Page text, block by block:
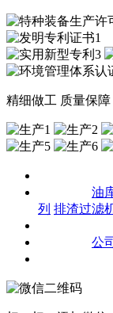
精细做工 质量保障
油
列 排渣过滤
公